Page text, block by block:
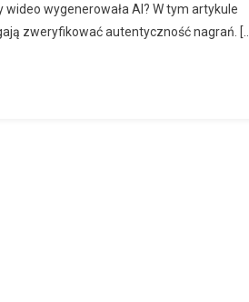
wygenerowała AI? W tym artykule
zweryfikować autentyczność nagrań. […]